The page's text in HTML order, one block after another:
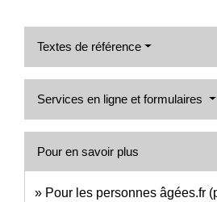
Textes de référence
Services en ligne et formulaires
Pour en savoir plus
Pour les personnes âgées.fr